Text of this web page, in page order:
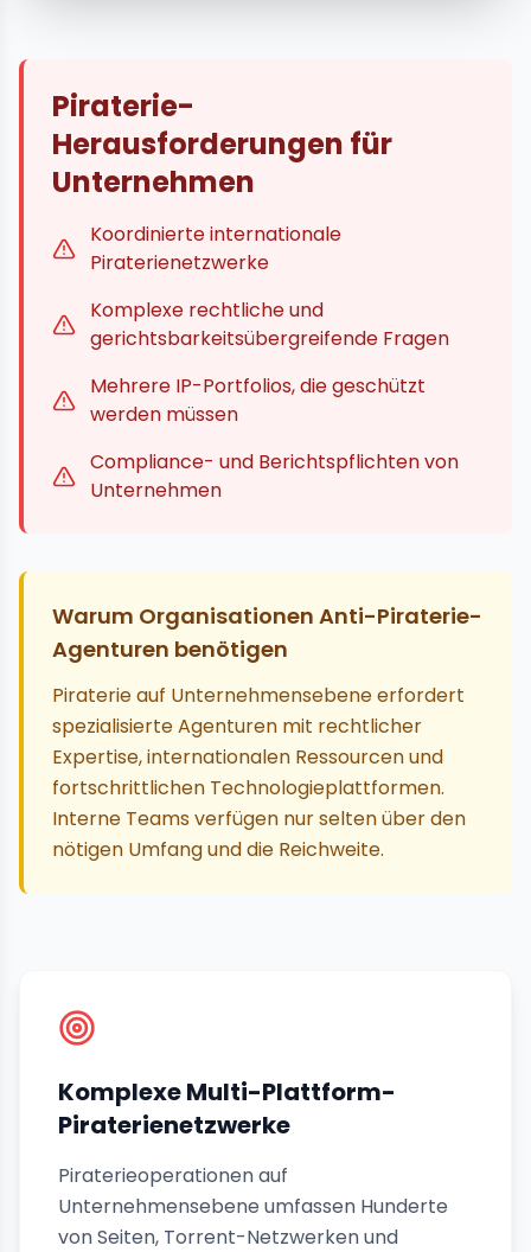
Piraterie-
Herausforderungen für
Unternehmen
Koordinierte internationale
Piraterienetzwerke
Komplexe rechtliche und
gerichtsbarkeitsübergreifende Fragen
Mehrere IP-Portfolios, die geschützt
werden müssen
Compliance- und Berichtspflichten von
Unternehmen
Warum Organisationen Anti-Piraterie-
Agenturen benötigen
Piraterie auf Unternehmensebene erfordert
spezialisierte Agenturen mit rechtlicher
Expertise, internationalen Ressourcen und
fortschrittlichen Technologieplattformen.
Interne Teams verfügen nur selten über den
nötigen Umfang und die Reichweite.
Komplexe Multi-Plattform-
Piraterienetzwerke
Piraterieoperationen auf
Unternehmensebene umfassen Hunderte
von Seiten, Torrent-Netzwerken und